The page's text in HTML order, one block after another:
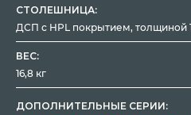
СТОЛЕШНИЦА:
ДСП с HPL покрытием, толщиной
ВЕС:
16,8 кг
ДОПОЛНИТЕЛЬНЫЕ СЕРИИ: